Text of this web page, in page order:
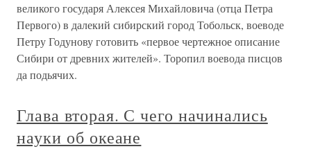
великого государя Алексея Михайловича (отца Петра
Первого) в далекий сибирский город Тобольск, воеводе
Петру Годунову готовить «первое чертежное описание
Сибири от древних жителей». Торопил воевода писцов
да подьячих.
Глава вторая. С чего начинались
науки об океане